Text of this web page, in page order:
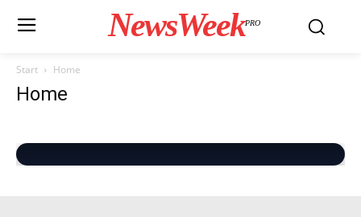
NewsWeekPRO
Start Home
Home